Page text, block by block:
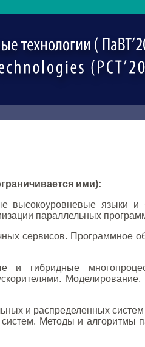
ими):
высокоуровневые языки и
параллельных
сервисов. Программное
и гибридные
Моделирование,
и распределенных
Методы и алгоритмы